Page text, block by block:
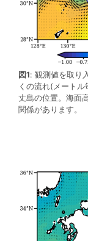
図1: 観測値を取り
くの流れ(メート
丈島の位置。海面
関係があります。